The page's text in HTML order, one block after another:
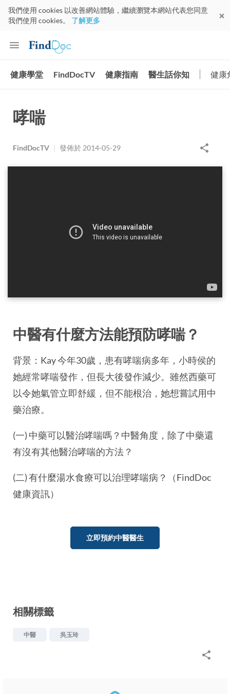
我們使用 cookies 以改善網站體驗，繼續瀏覽本網站代表您同意
我們使用 cookies。 了解更多
健康學堂 FindDocTV 健康指南 醫生話你知 健康
哮喘
FindDocTV | 發佈於 2014-05-29
中醫有什麼方法能預防哮喘？
背景：Kay 今年30歲，患有哮喘病多年，小時侯的
她經常哮喘發作，但長大後發作減少。雖然西藥可
以令她氣管立即舒緩，但不能根治，她想嘗試用中
藥治療。
(一) 中藥可以醫治哮喘嗎？中醫角度，除了中藥還
有沒有其他醫治哮喘的方法？
(二) 有什麼湯水食療可以治理哮喘病？（FindDoc
健康資訊）
立即預約中醫醫生
相關標籤
中醫 吳玉玲